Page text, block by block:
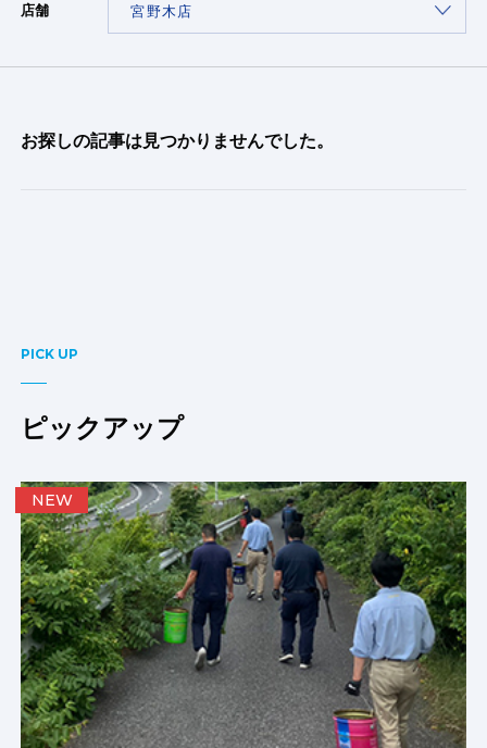
店舗
お探しの記事は見つかりませんでした。
PICK UP
ピックアップ
NEW